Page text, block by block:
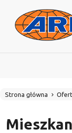
Strona główna